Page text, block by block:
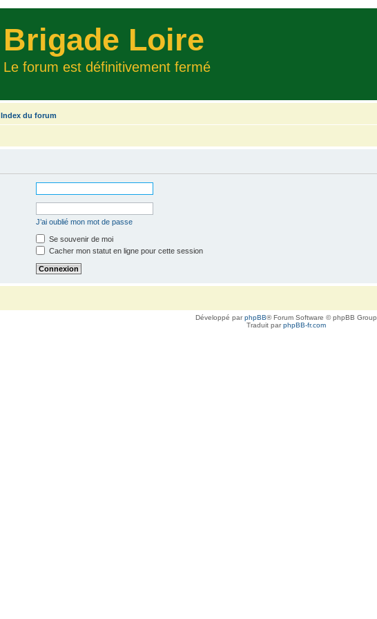
Brigade Loire
Le forum est définitivement fermé
Index du forum
J’ai oublié mon mot de passe
Se souvenir de moi
Cacher mon statut en ligne pour cette session
Développé parphpBB® Forum Software © phpBB Group
Traduit parphpBB-fr.com